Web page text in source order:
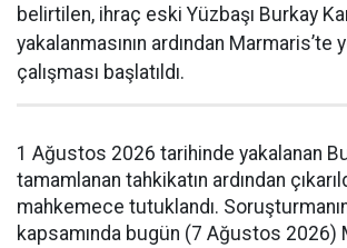
belirtilen, ihraç eski Yüzbaşı Burkay
yakalanmasının ardından
çalışması başlatıldı.
1 Ağustos 2026 tarihinde yakalanan
tamamlanan tahkikatın ardından
mahkemece tutuklandı.
kapsamında bugün (7 Ağustos 2026)